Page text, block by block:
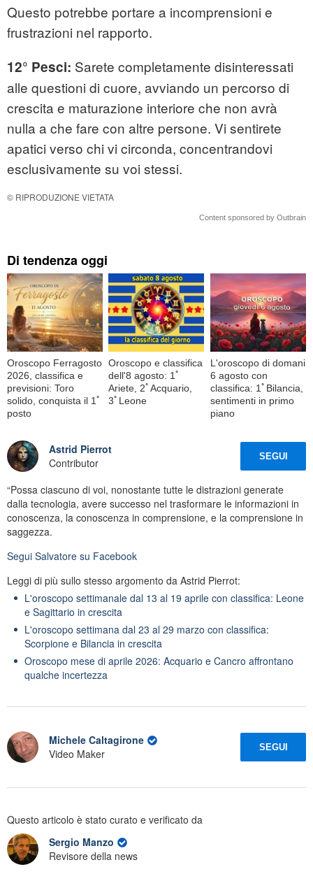
Questo potrebbe portare a incomprensioni e
frustrazioni nel rapporto.
12° Pesci: Sarete completamente disinteressati
alle questioni di cuore, avviando un percorso di
crescita e maturazione interiore che non avrà
nulla a che fare con altre persone. Vi sentirete
apatici verso chi vi circonda, concentrandovi
esclusivamente su voi stessi.
© RIPRODUZIONE VIETATA
Content sponsored by Outbrain
Di tendenza oggi
Oroscopo Ferragosto
2026, classifica e
previsioni: Toro
solido, conquista il 1ﾟ
posto
Oroscopo e classifica
dell'8 agosto: 1ﾟ
Ariete, 2ﾟAcquario,
3ﾟLeone
L'oroscopo di domani
6 agosto con
classifica: 1ﾟBilancia,
sentimenti in primo
piano
Astrid Pierrot
Contributor
SEGUI
“Possa ciascuno di voi, nonostante tutte le distrazioni generate
dalla tecnologia, avere successo nel trasformare le informazioni in
conoscenza, la conoscenza in comprensione, e la comprensione in
saggezza.
Segui Salvatore su Facebook
Leggi di più sullo stesso argomento da Astrid Pierrot:
L'oroscopo settimanale dal 13 al 19 aprile con classifica: Leone
e Sagittario in crescita
L'oroscopo settimana dal 23 al 29 marzo con classifica:
Scorpione e Bilancia in crescita
Oroscopo mese di aprile 2026: Acquario e Cancro affrontano
qualche incertezza
Michele Caltagirone
Video Maker
SEGUI
Questo articolo è stato curato e verificato da
Sergio Manzo
Revisore della news